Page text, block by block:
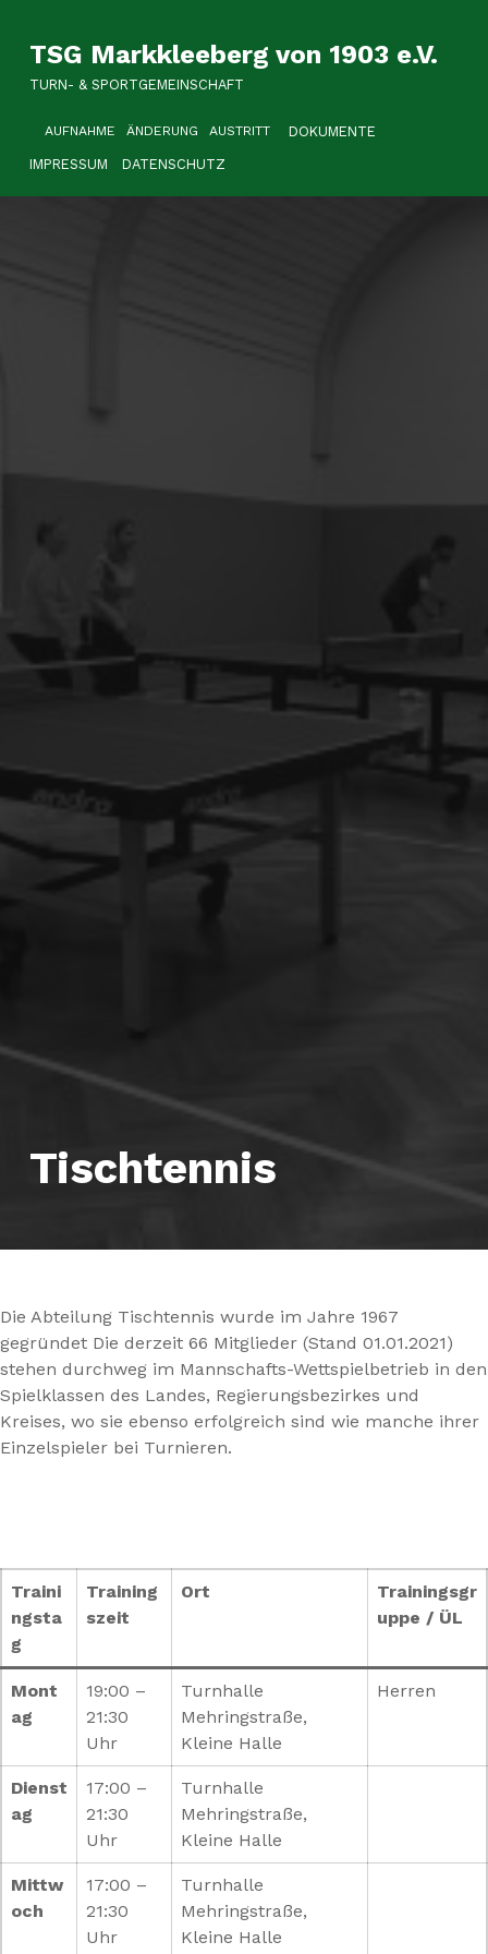
TSG Markkleeberg von 1903 e.V.
TURN- & SPORTGEMEINSCHAFT
AUFNAHME ÄNDERUNG AUSTRITT DOKUMENTE
IMPRESSUM DATENSCHUTZ
Tischtennis
Die Abteilung Tischtennis wurde im Jahre 1967
gegründet Die derzeit 66 Mitglieder (Stand 01.01.2021)
stehen durchweg im Mannschafts-Wettspielbetrieb in den
Spielklassen des Landes, Regierungsbezirkes und
Kreises, wo sie ebenso erfolgreich sind wie manche ihrer
Einzelspieler bei Turnieren.
Traini
ngsta
g
Training
szeit
Ort
Trainingsgr
uppe / ÜL
Mont
ag
19:00 –
21:30
Uhr
Turnhalle
Mehringstraße,
Kleine Halle
Herren
Dienst
ag
17:00 –
21:30
Uhr
Turnhalle
Mehringstraße,
Kleine Halle
Mittw
och
17:00 –
21:30
Uhr
Turnhalle
Mehringstraße,
Kleine Halle